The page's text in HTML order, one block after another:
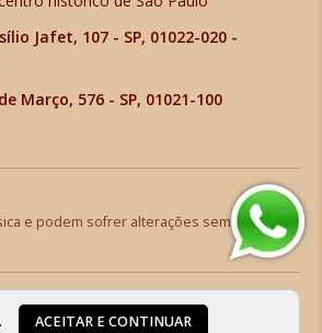
Jafet, 107 - SP, 01022-020 -
Março, 576 - SP, 01021-100
e podem sofrer alterações sem aviso
ACEITAR E CONTINUAR